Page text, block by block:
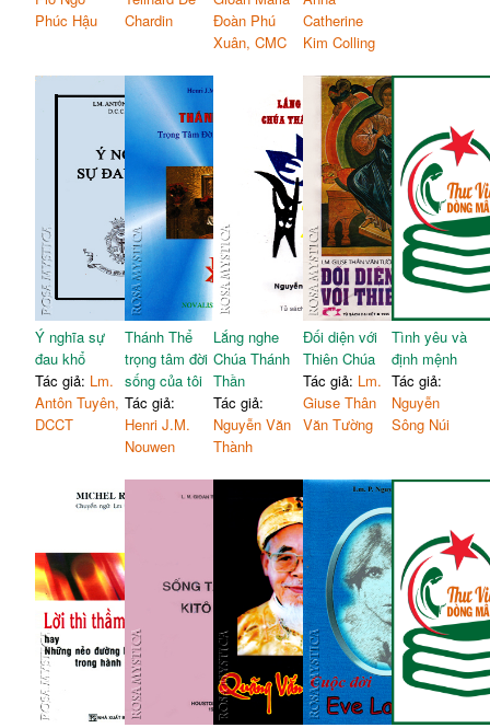
Phúc Hậu
Chardin
Đoàn Phú
Xuân, CMC
Catherine
Kim Colling
Ý nghĩa sự
đau khổ
Tác giả: Lm.
Antôn Tuyên,
DCCT
Thánh Thể
trọng tâm đời
sống của tôi
Tác giả:
Henri J.M.
Nouwen
Lắng nghe
Chúa Thánh
Thần
Tác giả:
Nguyễn Văn
Thành
Đối diện với
Thiên Chúa
Tác giả: Lm.
Giuse Thân
Văn Tường
Tình yêu và
định mệnh
Tác giả:
Nguyễn
Sông Núi